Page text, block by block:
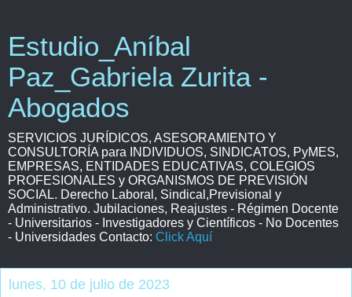
Estudio_Aníbal
Paz_Gabriela Zurita -
Abogados
SERVICIOS JURÍDICOS, ASESORAMIENTO Y
CONSULTORÍA para INDIVIDUOS, SINDICATOS, PyMES,
EMPRESAS, ENTIDADES EDUCATIVAS, COLEGIOS
PROFESIONALES y ORGANISMOS DE PREVISIÓN
SOCIAL. Derecho Laboral, Sindical,Previsional y
Administrativo. Jubilaciones, Reajustes - Régimen Docente
- Universitarios - Investigadores y Científicos - No Docentes
- Universidades Contacto: Click Aquí
lunes, 10 de julio de 2023